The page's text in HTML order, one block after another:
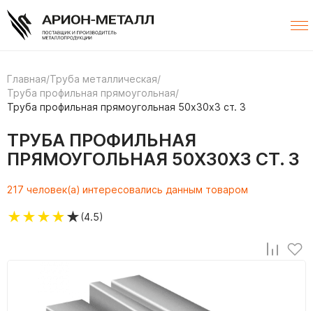
Главная/Труба металлическая/
Труба профильная прямоугольная/
Труба профильная прямоугольная 50х30х3 ст. 3
ТРУБА ПРОФИЛЬНАЯ
ПРЯМОУГОЛЬНАЯ 50Х30Х3 СТ. 3
217 человек(а) интересовались данным товаром
★★★★★(4.5)